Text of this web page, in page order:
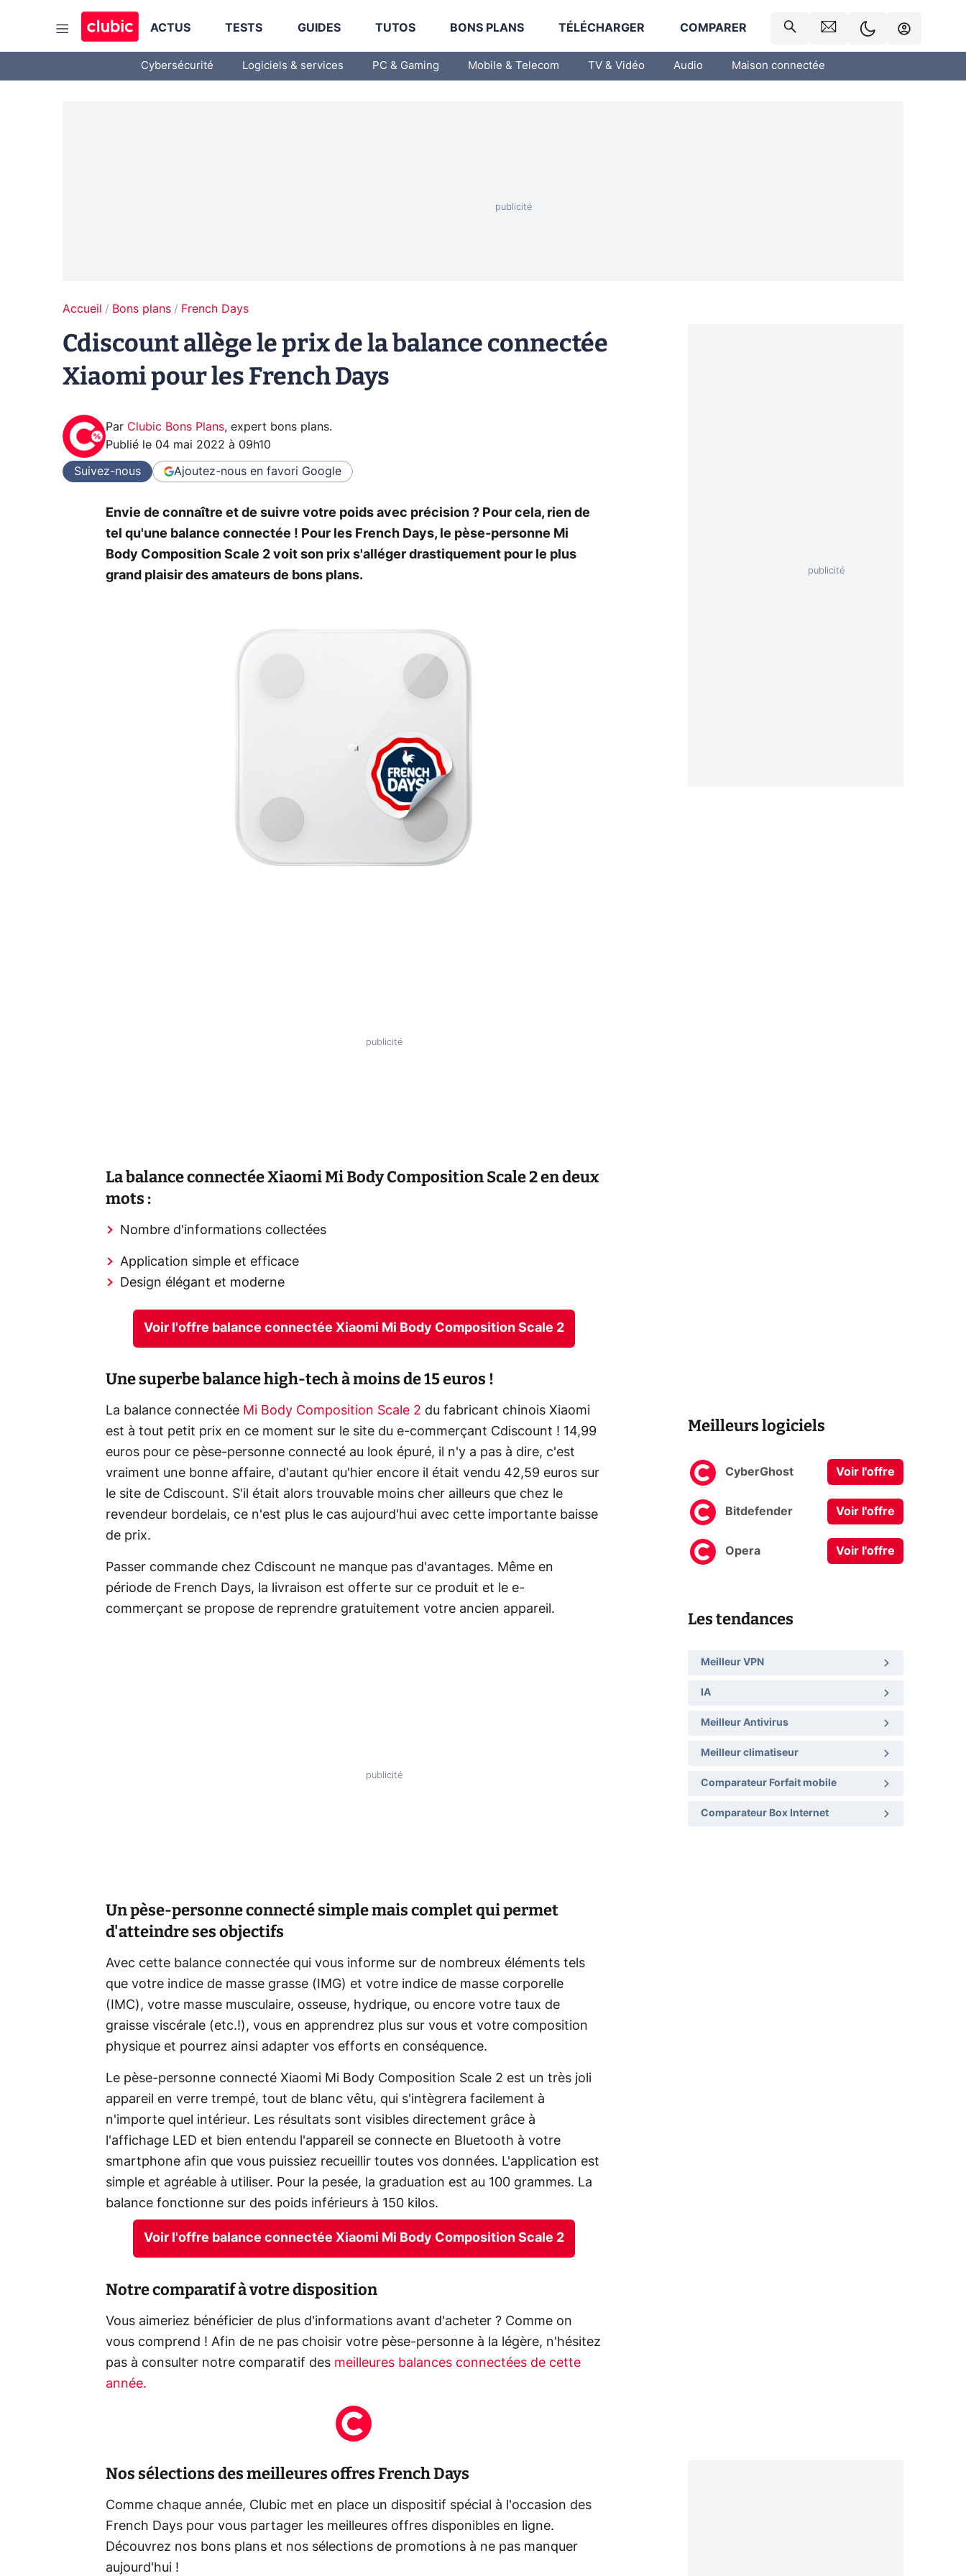
ACTUS TESTS GUIDES TUTOS BONS PLANS TÉLÉCHARGER COMPARER
Cybersécurité Logiciels & services PC & Gaming Mobile & Telecom TV & Vidéo Audio Maison connectée
Accueil Bons plans French Days
Cdiscount allège le prix de la balance connectée
Xiaomi pour les French Days
Par Clubic Bons Plans, expert bons plans.
Publié le 04 mai 2022 à 09h10
Suivez-nous Ajoutez-nous en favori Google
Envie de connaître et de suivre votre poids avec précision ? Pour cela, rien de
tel qu'une balance connectée ! Pour les French Days, le pèse-personne Mi
Body Composition Scale 2 voit son prix s'alléger drastiquement pour le plus
grand plaisir des amateurs de bons plans.
La balance connectée Xiaomi Mi Body Composition Scale 2 en deux
mots :
Nombre d'informations collectées
Application simple et efficace
Design élégant et moderne
Voir l'offre balance connectée Xiaomi Mi Body Composition Scale 2
Une superbe balance high-tech à moins de 15 euros !
La balance connectée Mi Body Composition Scale 2 du fabricant chinois Xiaomi
est à tout petit prix en ce moment sur le site du e-commerçant Cdiscount ! 14,99
euros pour ce pèse-personne connecté au look épuré, il n'y a pas à dire, c'est
vraiment une bonne affaire, d'autant qu'hier encore il était vendu 42,59 euros sur
le site de Cdiscount. S'il était alors trouvable moins cher ailleurs que chez le
revendeur bordelais, ce n'est plus le cas aujourd'hui avec cette importante baisse
de prix.
Passer commande chez Cdiscount ne manque pas d'avantages. Même en
période de French Days, la livraison est offerte sur ce produit et le e-
commerçant se propose de reprendre gratuitement votre ancien appareil.
Un pèse-personne connecté simple mais complet qui permet
d'atteindre ses objectifs
Avec cette balance connectée qui vous informe sur de nombreux éléments tels
que votre indice de masse grasse (IMG) et votre indice de masse corporelle
(IMC), votre masse musculaire, osseuse, hydrique, ou encore votre taux de
graisse viscérale (etc.!), vous en apprendrez plus sur vous et votre composition
physique et pourrez ainsi adapter vos efforts en conséquence.
Le pèse-personne connecté Xiaomi Mi Body Composition Scale 2 est un très joli
appareil en verre trempé, tout de blanc vêtu, qui s'intègrera facilement à
n'importe quel intérieur. Les résultats sont visibles directement grâce à
l'affichage LED et bien entendu l'appareil se connecte en Bluetooth à votre
smartphone afin que vous puissiez recueillir toutes vos données. L'application est
simple et agréable à utiliser. Pour la pesée, la graduation est au 100 grammes. La
balance fonctionne sur des poids inférieurs à 150 kilos.
Voir l'offre balance connectée Xiaomi Mi Body Composition Scale 2
Notre comparatif à votre disposition
Vous aimeriez bénéficier de plus d'informations avant d'acheter ? Comme on
vous comprend ! Afin de ne pas choisir votre pèse-personne à la légère, n'hésitez
pas à consulter notre comparatif des meilleures balances connectées de cette
année.
Nos sélections des meilleures offres French Days
Comme chaque année, Clubic met en place un dispositif spécial à l'occasion des
French Days pour vous partager les meilleures offres disponibles en ligne.
Découvrez nos bons plans et nos sélections de promotions à ne pas manquer
aujourd'hui !
Meilleurs logiciels
CyberGhost Voir l'offre
Bitdefender Voir l'offre
Opera Voir l'offre
Les tendances
Meilleur VPN
IA
Meilleur Antivirus
Meilleur climatiseur
Comparateur Forfait mobile
Comparateur Box Internet